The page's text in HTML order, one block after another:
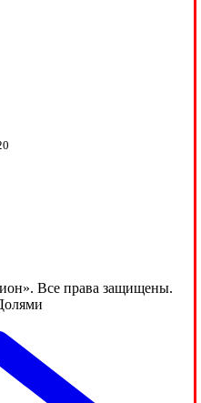
Все права защищены.